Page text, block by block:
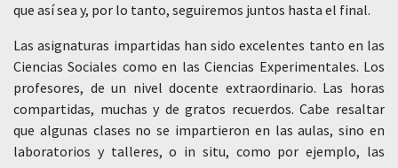
que así sea y, por lo tanto, seguiremos juntos hasta el final.
Las asignaturas impartidas han sido excelentes tanto en las
Ciencias Sociales como en las Ciencias Experimentales. Los
profesores, de un nivel docente extraordinario. Las horas
compartidas, muchas y de gratos recuerdos. Cabe resaltar
que algunas clases no se impartieron en las aulas, sino en
laboratorios y talleres, o in situ, como por ejemplo, las